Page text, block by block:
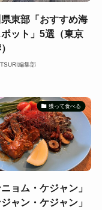
東部「おすすめ海
ット」5選（東京
編集部
獲って食べる
ニョム・ケジャン」
ジャン・ケジャン」